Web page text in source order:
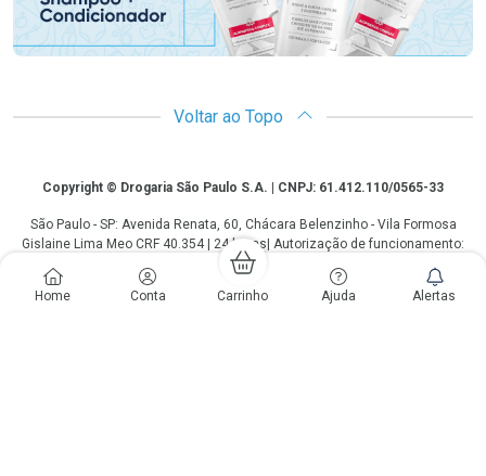
Home Conta Carrinho Ajuda Alertas
Voltar ao Topo
CopyrightCopyright © Drogaria São Paulo S.A. | CNPJ: 61.412.110/0565-33
São Paulo - SP: Avenida Renata, 60, Chácara Belenzinho - Vila Formosa
Gislaine Lima Meo CRF 40.354 | 24 horas| Autorização de funcionamento:
Processo: 2531.559767/2014-90 Autorização/MS: 7.31847.3 | As
informações contidas neste site, como promoções e ofertas de remédios e
medicamentos, não devem ser usadas para automedicação e não